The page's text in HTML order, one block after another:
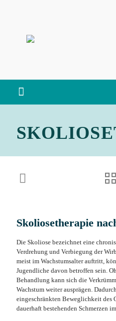
Skoliosetherapie
Die Skoliose bezeichnet eine
Verdrehung und Verbiegung der
meist im Wachstumsalter auftritt,
Jugendliche davon betroffen sein.
Behandlung kann sich die
Wachstum weiter ausprägen.
eingeschränkten Beweglichkeit des
dauerhaft bestehenden Schmerzen